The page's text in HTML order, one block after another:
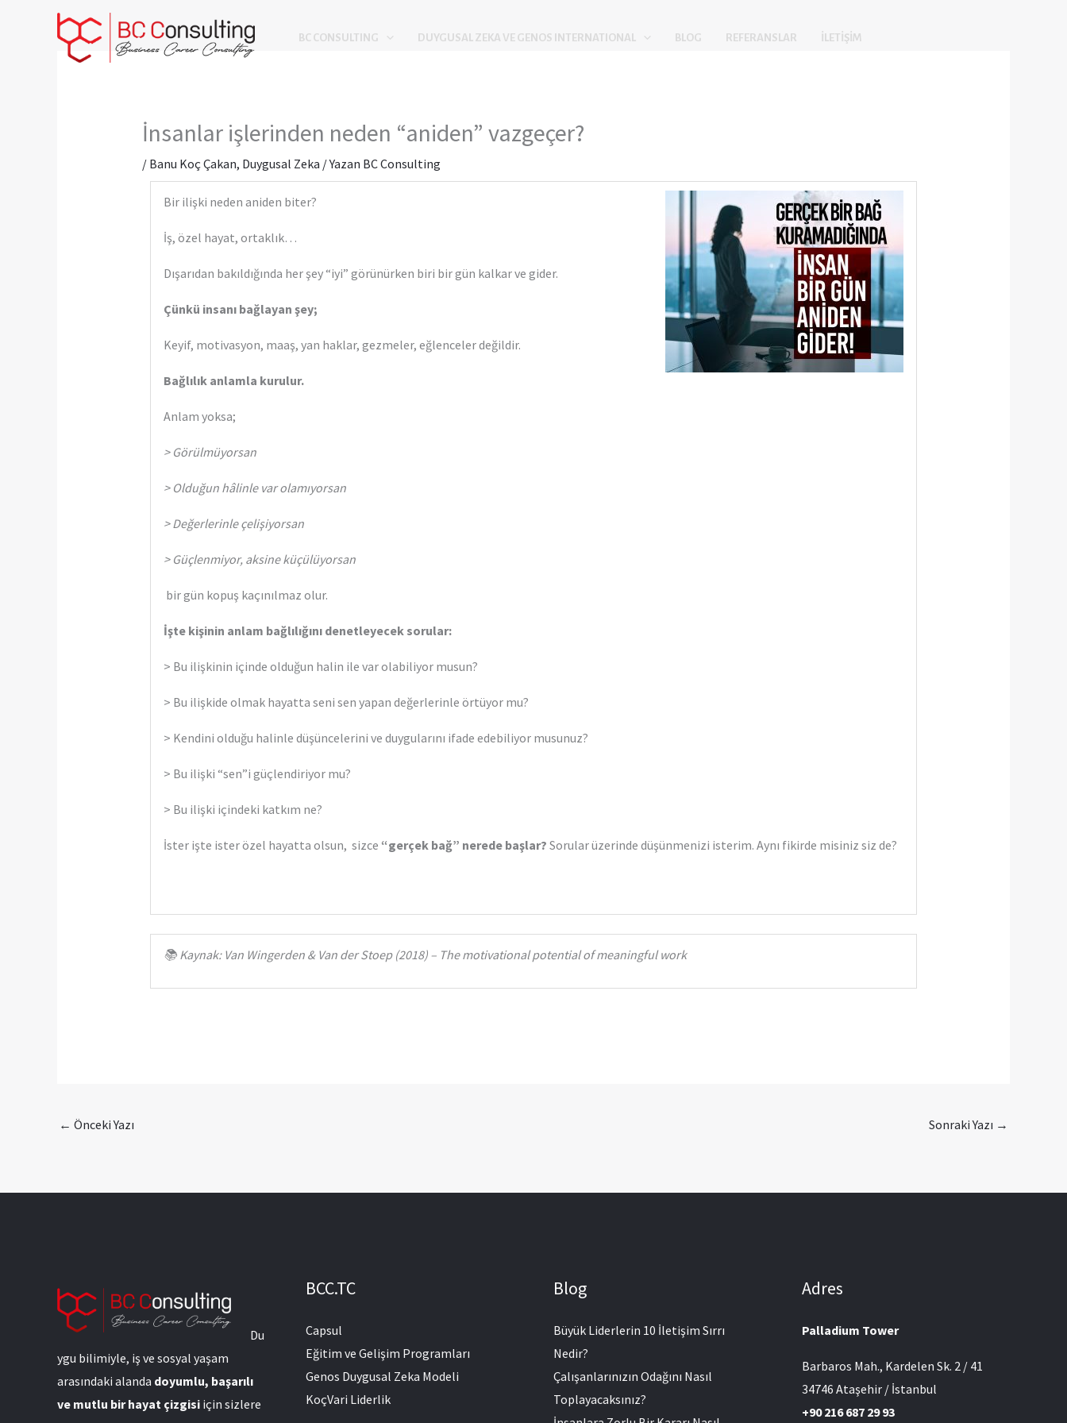
BC CONSULTING DUYGUSAL ZEKA VE GENOS INTERNATIONAL BLOG REFERANSLAR İLETIŞIM
İnsanlar işlerinden neden “aniden” vazgeçer?
/ Banu Koç Çakan, Duygusal Zeka / Yazan BC Consulting
Bir ilişki neden aniden biter?
İş, özel hayat, ortaklık…
Dışarıdan bakıldığında her şey “iyi” görünürken biri bir gün kalkar ve gider.
Çünkü insanı bağlayan şey;
Keyif, motivasyon, maaş, yan haklar, gezmeler, eğlenceler değildir.
Bağlılık anlamla kurulur.
Anlam yoksa;
> Görülmüyorsan
> Olduğun hâlinle var olamıyorsan
> Değerlerinle çelişiyorsan
> Güçlenmiyor, aksine küçülüyorsan
bir gün kopuş kaçınılmaz olur.
İşte kişinin anlam bağlılığını denetleyecek sorular:
> Bu ilişkinin içinde olduğun halin ile var olabiliyor musun?
> Bu ilişkide olmak hayatta seni sen yapan değerlerinle örtüyor mu?
> Kendini olduğu halinle düşüncelerini ve duygularını ifade edebiliyor musunuz?
> Bu ilişki “sen”i güçlendiriyor mu?
> Bu ilişki içindeki katkım ne?
İster işte ister özel hayatta olsun, sizce “gerçek bağ” nerede başlar? Sorular üzerinde düşünmenizi isterim. Aynı fikirde misiniz siz de?
📚 Kaynak: Van Wingerden & Van der Stoep (2018) – The motivational potential of meaningful work
← Önceki Yazı Sonraki Yazı →
Du
ygu bilimiyle, iş ve sosyal yaşam
arasındaki alanda doyumlu, başarılı
ve mutlu bir hayat çizgisi için sizlere
BCC.TC
Capsul
Eğitim ve Gelişim Programları
Genos Duygusal Zeka Modeli
KoçVari Liderlik
Blog
Büyük Liderlerin 10 İletişim Sırrı
Nedir?
Çalışanlarınızın Odağını Nasıl
Toplayacaksınız?
Adres
Palladium Tower
Barbaros Mah., Kardelen Sk. 2 / 41
34746 Ataşehir / İstanbul
+90 216 687 29 93